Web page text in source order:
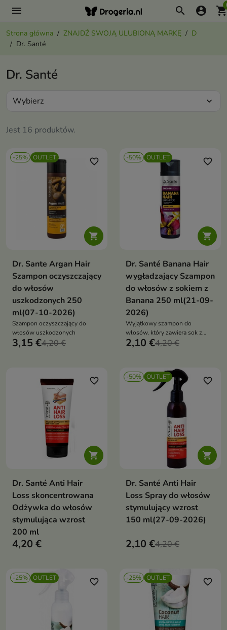
menu search account_circle
Strona główna ZNAJDŹ SWOJĄ ULUBIONĄ MARKĘ
D
Dr. Santé
Dr. Santé
Jest 16 produktów.
Wybierz expand_more
-25% OUTLET

favorite_border
Dr. Sante Argan Hair
Szampon oczyszczający
do włosów
uszkodzonych 250
ml(07-10-2026)
Szampon oczyszczający do
włosów uszkodzonych
3,15 €4,20 €
-50% OUTLET

favorite_border
Dr. Santé Banana Hair
wygładzający Szampon
do włosów z sokiem z
Banana 250 ml(21-09-
2026)
Wyjątkowy szampon do
włosów, który zawiera sok z
banana
2,10 €4,20 €

favorite_border
Dr. Santé Anti Hair
Loss skoncentrowana
Odżywka do włosów
stymulująca wzrost
200 ml
4,20 €
-50% OUTLET

favorite_border
Dr. Santé Anti Hair
Loss Spray do włosów
stymulujący wzrost
150 ml(27-09-2026)
2,10 €4,20 €
-25% OUTLET favorite_border -25% OUTLET favorite_border